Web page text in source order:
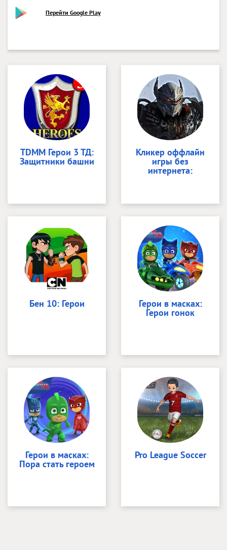
Перейти Google Play
TDMM Герои 3 ТД:
Защитники башни
Кликер оффлайн
игры без
интернета:
Бен 10: Герои Герои в масках:
Герои гонок
Герои в масках:
Пора стать героем
Pro League Soccer